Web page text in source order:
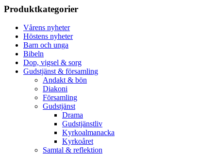
Produktkategorier
Vårens nyheter
Höstens nyheter
Barn och unga
Bibeln
Dop, vigsel & sorg
Gudstjänst & församling
Andakt & bön
Diakoni
Församling
Gudstjänst
Drama
Gudstjänstliv
Kyrkoalmanacka
Kyrkoåret
Samtal & reflektion